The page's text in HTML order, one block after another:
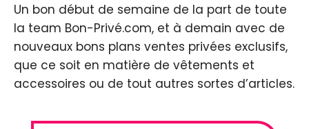
Un bon début de semaine de la part de toute
la team Bon-Privé.com, et à demain avec de
nouveaux bons plans ventes privées exclusifs,
que ce soit en matière de vêtements et
accessoires ou de tout autres sortes d’articles.